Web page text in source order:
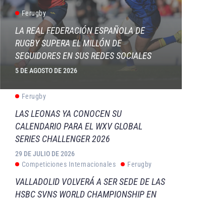
Ferugby
LA REAL FEDERACIÓN ESPAÑOLA DE
RUGBY SUPERA EL MILLÓN DE
SEGUIDORES EN SUS REDES SOCIALES
5 DE AGOSTO DE 2026
Ferugby
LAS LEONAS YA CONOCEN SU
CALENDARIO PARA EL WXV GLOBAL
SERIES CHALLENGER 2026
29 DE JULIO DE 2026
Competiciones Internacionales
Ferugby
VALLADOLID VOLVERÁ A SER SEDE DE LAS
HSBC SVNS WORLD CHAMPIONSHIP EN